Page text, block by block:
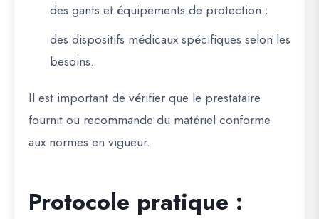
des gants et équipements de protection ;
des dispositifs médicaux spécifiques selon les
besoins.
Il est important de vérifier que le prestataire
fournit ou recommande du matériel conforme
aux normes en vigueur.
Protocole pratique :